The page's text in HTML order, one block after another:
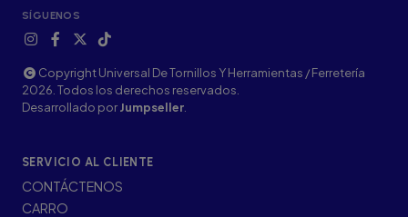
SÍGUENOS
Copyright Universal De Tornillos Y Herramientas / Ferretería
2026. Todos los derechos reservados.
Desarrollado porJumpseller
SERVICIO AL CLIENTE
CONTÁCTENOS
CARRO